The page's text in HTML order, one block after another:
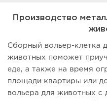
Производство
Сборный вольер-клетка
животных поможет
еде, а также на время
площади квартиры или
вольера для животных с